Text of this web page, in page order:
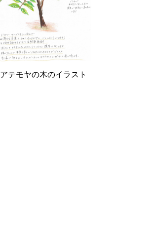
アテモヤの木のイラスト